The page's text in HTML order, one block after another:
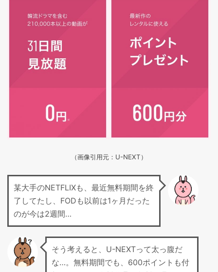
（画像引用元：U-NEXT）
某大手のNETFLIXも、最近無料期間を終
了してたし、FODも以前は1ヶ月だった
のが今は2週間…
そう考えると、U-NEXTって太っ腹だ
な…。無料期間でも、600ポイントも付